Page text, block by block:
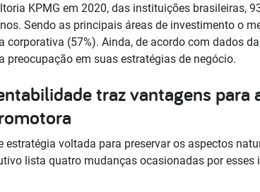
KPMG em 2020, das instituições brasileiras,
Sendo as principais áreas de investimento o
corporativa (57%). Ainda, de acordo com dados da
preocupação em suas estratégias de negócio.
traz vantagens para
voltada para preservar os aspectos
lista quatro mudanças ocasionadas por esses